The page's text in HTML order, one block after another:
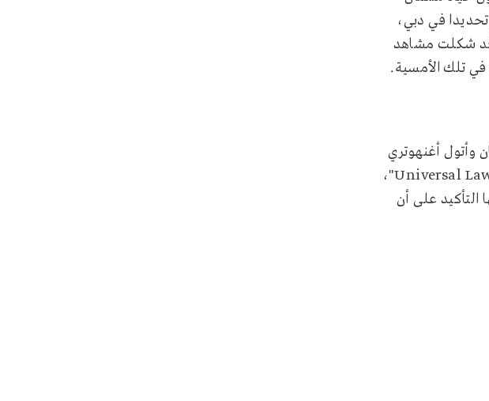
في دبي،
وقد شكلت مشاهد
تلك الأمسية.
وأتول أغنهوتري
كاتب السيناريو والمخرج الهندي ، وظهر سلمان خان في الحفل إطلاق الأغنية التي تحمل عنوان "Universal Laws"،
على أن